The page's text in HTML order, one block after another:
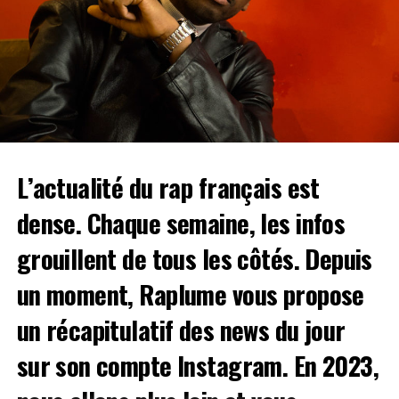
programmation cinq étoiles avec :
Bekar, Chilla, Bu$hi, Winnterzuko, Sto, H
JeuneCrack, PLK, ZKR, Doums, Meryl, Khali,
Benjamin Epps, J9ueve, Rounhaa, Luther
BabySolo33. Une très longue liste en simplement deux
jours, les Paradis Artificiels vous donnent rendez-vous à
laHalle des Glisses du 2 au 3 juin. Réservez vite vos
VYV Festival – Dijon (du 9 au 11 juin)
On
L’actualité du rap français est
dense. Chaque semaine, les infos
grouillent de tous les côtés. Depuis
un moment, Raplume vous propose
un récapitulatif des news du jour
sur soncompte Instagram. En 2023,